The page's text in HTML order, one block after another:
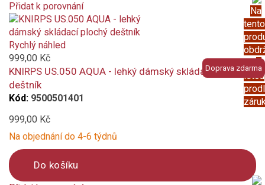
Na
tento
letou
Přidat k porovnání
Product
is
added
to
compare
Doprava zdarma
Rychlý náhled
999,00 Kč
KNIRPS US.050 AQUA - lehký dámský skládací plochý
deštník
Kód: 9500501401
999,00 Kč
Na objednání do 4-6 týdnů
Do košíku